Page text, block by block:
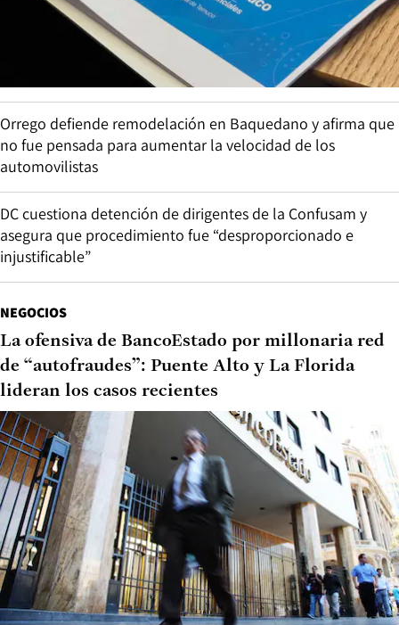
Orrego defiende remodelación en Baquedano y afirma que
no fue pensada para aumentar la velocidad de los
automovilistas
DC cuestiona detención de dirigentes de la Confusam y
asegura que procedimiento fue “desproporcionado e
injustificable”
NEGOCIOS
La ofensiva de BancoEstado por millonaria red
de “autofraudes”: Puente Alto y La Florida
lideran los casos recientes